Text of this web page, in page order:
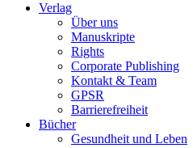
Verlag
Über uns
Manuskripte
Rights
Corporate Publishing
Kontakt & Team
GPSR
Barrierefreiheit
Bücher
Gesundheit und Leben